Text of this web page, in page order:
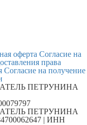
оферта Согласие на
права
Согласие на получение
ПЕТРУНИНА
ПЕТРУНИНА
| ИНН